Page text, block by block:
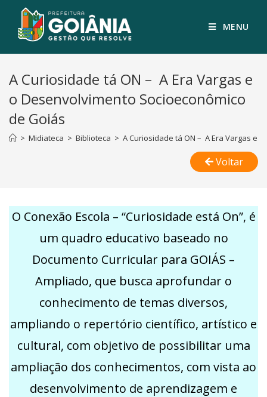
MENU
A Curiosidade tá ON – A Era Vargas e
o Desenvolvimento Socioeconômico
de Goiás
> Midiateca > Biblioteca > A Curiosidade tá ON – A Era Vargas e
Voltar
O Conexão Escola – “Curiosidade está On”, é
um quadro educativo baseado no
Documento Curricular para GOIÁS –
Ampliado, que busca aprofundar o
conhecimento de temas diversos,
ampliando o repertório científico, artístico e
cultural, com objetivo de possibilitar uma
ampliação dos conhecimentos, com vista ao
desenvolvimento de aprendizagem e